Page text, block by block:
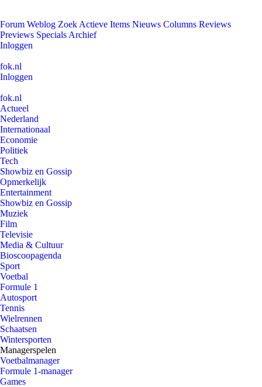
Forum Weblog Zoek Actieve Items Nieuws Columns Reviews
Previews Specials Archief
Inloggen
fok.nl
Inloggen
fok.nl
Actueel
Nederland
Internationaal
Economie
Politiek
Tech
Showbiz en Gossip
Opmerkelijk
Entertainment
Showbiz en Gossip
Muziek
Film
Televisie
Media & Cultuur
Bioscoopagenda
Sport
Voetbal
Formule 1
Autosport
Tennis
Wielrennen
Schaatsen
Wintersporten
Managerspelen
Voetbalmanager
Formule 1-manager
Games